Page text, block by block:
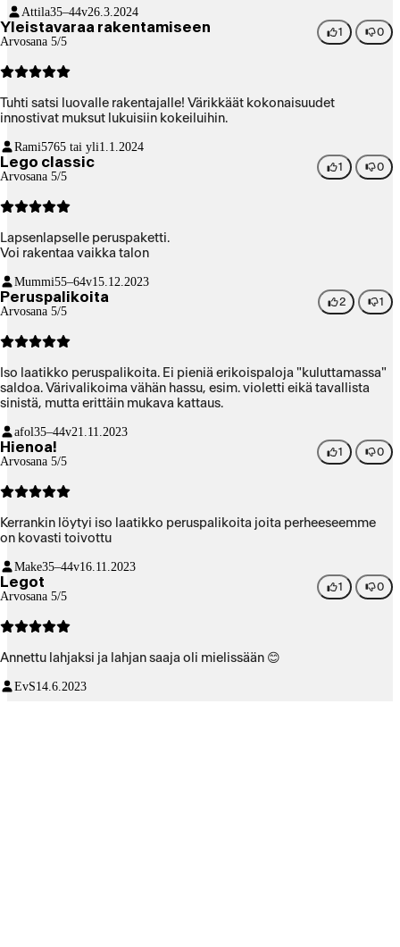
Attila35–44v26.3.2024
Yleistavaraa rakentamiseen
Arvosana 5/5
1 0
Tuhti satsi luovalle rakentajalle! Värikkäät kokonaisuudet
innostivat muksut lukuisiin kokeiluihin.
Rami5765 tai yli1.1.2024
Lego classic
Arvosana 5/5
1 0
Lapsenlapselle peruspaketti.
Voi rakentaa vaikka talon
Mummi55–64v15.12.2023
Peruspalikoita
Arvosana 5/5
2 1
Iso laatikko peruspalikoita. Ei pieniä erikoispaloja "kuluttamassa"
saldoa. Värivalikoima vähän hassu, esim. violetti eikä tavallista
sinistä, mutta erittäin mukava kattaus.
afol35–44v21.11.2023
Hienoa!
Arvosana 5/5
1 0
Kerrankin löytyi iso laatikko peruspalikoita joita perheeseemme
on kovasti toivottu
Make35–44v16.11.2023
Legot
Arvosana 5/5
1 0
Annettu lahjaksi ja lahjan saaja oli mielissään 😊
EvS14.6.2023